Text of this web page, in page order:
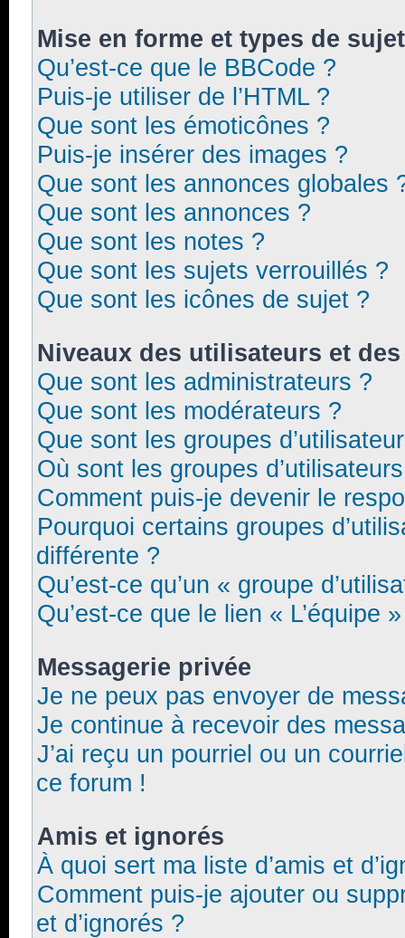
Mise en forme et types de
Qu’est-ce que le BBCode ?
Puis-je utiliser de l’HTML ?
Que sont les émoticônes ?
Puis-je insérer des images ?
Que sont les annonces globales
Que sont les annonces ?
Que sont les notes ?
Que sont les sujets verrouillés ?
Que sont les icônes de sujet ?
Niveaux des utilisateurs et
Que sont les administrateurs ?
Que sont les modérateurs ?
Que sont les groupes
Où sont les groupes
Comment puis-je devenir le
Pourquoi certains groupes
différente ?
Qu’est-ce qu’un « groupe
Qu’est-ce que le lien « L’équipe
Messagerie privée
Je ne peux pas envoyer de
Je continue à recevoir des
J’ai reçu un pourriel ou un
ce forum !
Amis et ignorés
À quoi sert ma liste d’amis et
Comment puis-je ajouter ou
et d’ignorés ?